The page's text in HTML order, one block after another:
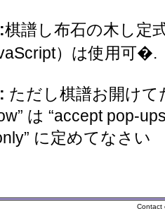
棋譜し布石の木し定
）は使用可�.
ただし棋譜お開けて
は “accept pop-
に定めてなさい
Contact